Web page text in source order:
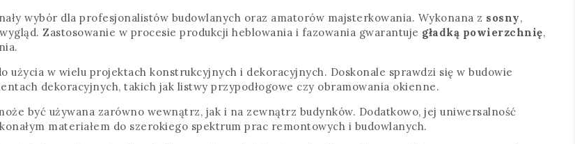
wybór dla profesjonalistów budowlanych oraz amatorów majsterkowania. Wykonana z sosny,
Zastosowanie w procesie produkcji heblowania i fazowania gwarantuje gładką powierzchnię,
użycia w wielu projektach konstrukcyjnych i dekoracyjnych. Doskonale sprawdzi się w budowie
dekoracyjnych, takich jak listwy przypodłogowe czy obramowania okienne.
być używana zarówno wewnątrz, jak i na zewnątrz budynków. Dodatkowo, jej uniwersalność
materiałem do szerokiego spektrum prac remontowych i budowlanych.